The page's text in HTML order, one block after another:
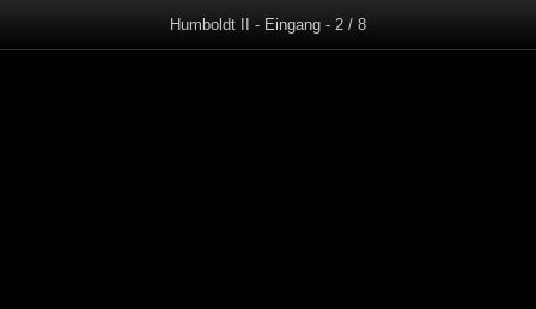
Humboldt II - Eingang - 2 / 8